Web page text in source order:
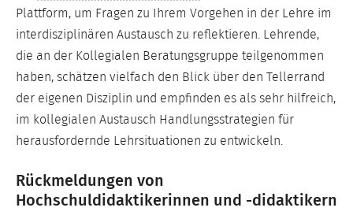
Plattform, um Fragen zu Ihrem Vorgehen in der Lehre im
interdisziplinären Austausch zu reflektieren. Lehrende,
die an der Kollegialen Beratungsgruppe teilgenommen
haben, schätzen vielfach den Blick über den Tellerrand
der eigenen Disziplin und empfinden es als sehr hilfreich,
im kollegialen Austausch Handlungsstrategien für
herausfordernde Lehrsituationen zu entwickeln.
Rückmeldungen von
Hochschuldidaktikerinnen und -didaktikern